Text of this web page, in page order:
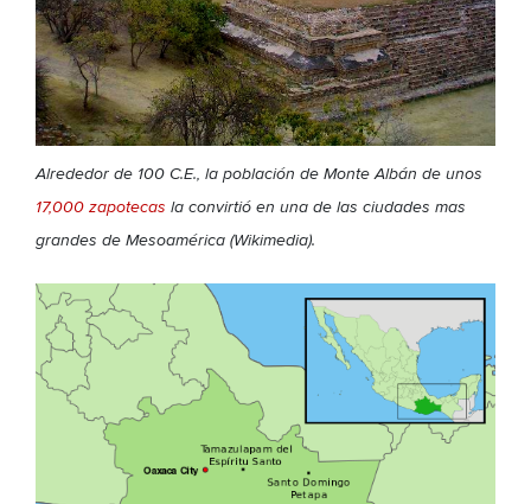
Alrededor de 100 C.E., la población de Monte Albán de unos
17,000 zapotecas la convirtió en una de las ciudades mas
grandes de Mesoamérica (Wikimedia).